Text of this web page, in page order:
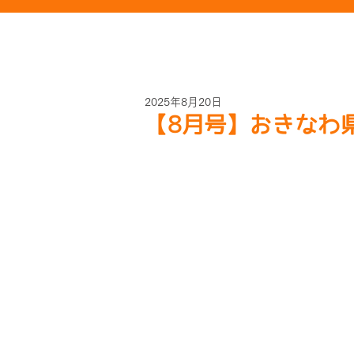
【8月号】おきなわ
2025年8月20日